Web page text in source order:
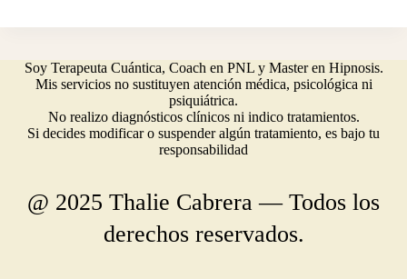
Soy Terapeuta Cuántica, Coach en PNL y Master en Hipnosis.
Mis servicios no sustituyen atención médica, psicológica ni
psiquiátrica.
No realizo diagnósticos clínicos ni indico tratamientos.
Si decides modificar o suspender algún tratamiento, es bajo tu
responsabilidad
@ 2025 Thalie Cabrera — Todos los
derechos reservados.